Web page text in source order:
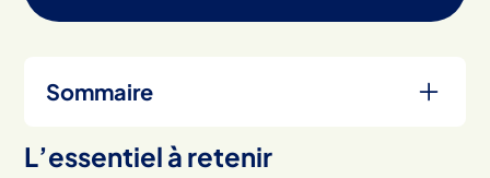
Sommaire
Heading 2
L’essentiel à retenir